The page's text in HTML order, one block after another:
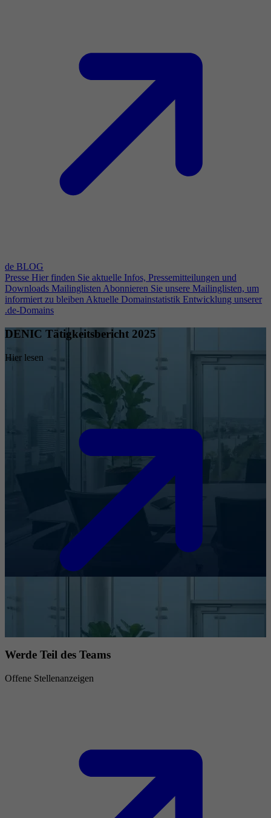
de BLOG
Presse Hier finden Sie aktuelle Infos, Pressemitteilungen und
Downloads Mailinglisten Abonnieren Sie unsere Mailinglisten, um
informiert zu bleiben Aktuelle Domainstatistik Entwicklung unserer
.de-Domains
DENIC Tätigkeitsbericht 2025
Hier lesen
Werde Teil des Teams
Offene Stellenanzeigen